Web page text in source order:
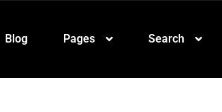
Blog Pages Search